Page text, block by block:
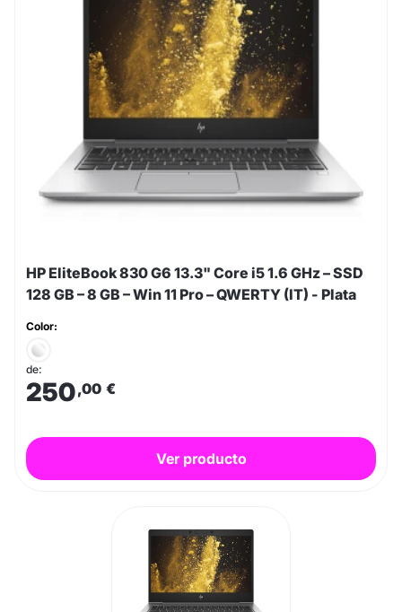
HP EliteBook 830 G6 13.3" Core i5 1.6 GHz – SSD
128 GB – 8 GB – Win 11 Pro – QWERTY (IT) - Plata
Color:
de:
250,00 €
Ver producto